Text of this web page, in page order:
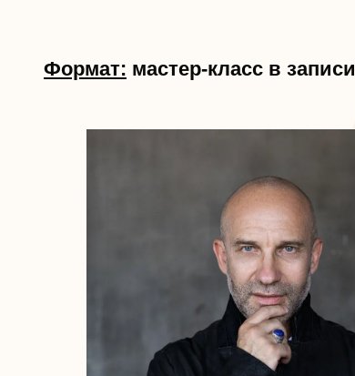
Формат: мастер-класс в записи